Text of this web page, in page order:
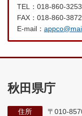
TEL：018-860-3253
FAX：018-860-3872
E-mail：
秋田県庁
住所
〒010-